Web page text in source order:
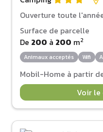
Ouverture toute
Surface de parcelle
De 200 à 200 m2
Animaux acceptés Wifi
Mobil-Home à partir
Voir le